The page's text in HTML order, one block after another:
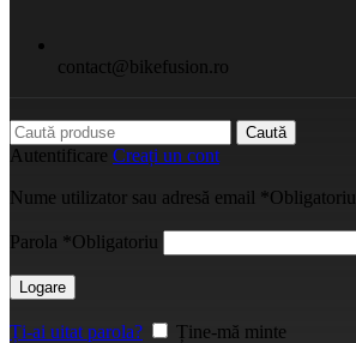
contact@bikefusion.ro
Caută
Autentificare Creați un cont
Nume utilizator sau adresă email *Obligatoriu
Parola *Obligatoriu
Logare
Ți-ai uitat parola?
Ține-mă minte